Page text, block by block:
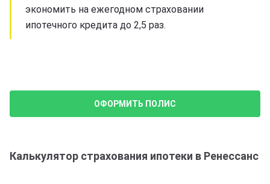
экономить на ежегодном страховании
ипотечного кредита до 2,5 раз.
ОФОРМИТЬ ПОЛИС
Калькулятор страхования ипотеки в Ренессанс